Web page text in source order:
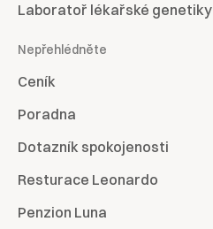
Laboratoř lékařské genetiky
Nepřehlédněte
Ceník
Poradna
Dotazník spokojenosti
Resturace Leonardo
Penzion Luna